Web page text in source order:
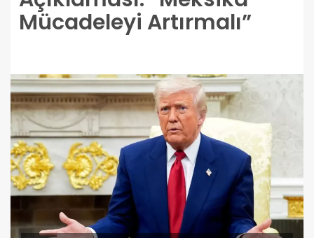
Mücadeleyi Artırmalı”